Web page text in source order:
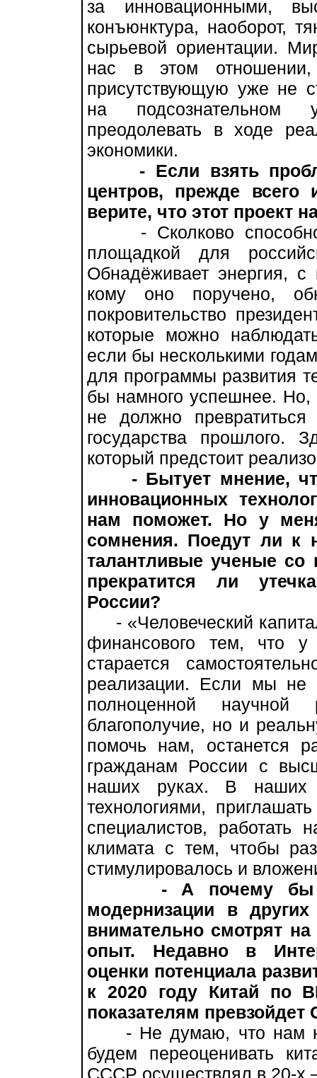
за инновационными,
конъюнктура, наоборот,
сырьевой ориентации.
нас в этом
присутствующую уже не
на подсознательном
преодолевать в ходе
экономики.
- Если взять
центров, прежде
верите, что этот проект
- Сколково способно
площадкой для
Обнадёживает энергия, с
кому оно поручено,
покровительство
которые можно
если бы несколькими
для программы развития
бы намного успешнее. Но,
не должно превратиться
государства прошлого.
который предстоит
- Бытует мнение,
инновационных
нам поможет. Но у
сомнения. Поедут ли к
талантливые ученые со
прекратится ли
России?
- «Человеческий
финансового тем, что
старается
реализации. Если мы не
полноценной
благополучие, но и
помочь нам, останется
гражданам России с
наших руках. В
технологиями,
специалистов, работать
климата с тем, чтобы
стимулировалось и
- А почему бы
модернизации в других
внимательно смотрят
опыт. Недавно в
оценки потенциала
к 2020 году Китай по
показателям
- Не думаю, что нам
будем переоценивать
СССР осуществлял в 20-х